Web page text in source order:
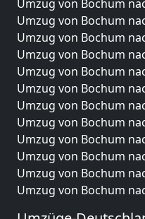
Umzug von Bochum
Umzug von Bochum
Umzug von Bochum
Umzug von Bochum
Umzug von Bochum
Umzug von Bochum
Umzug von Bochum
Umzug von Bochum
Umzug von Bochum
Umzug von Bochum
Umzug von Bochum
Umzug von Bochum